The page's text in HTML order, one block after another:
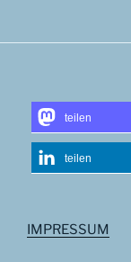
teilen
teilen
IMPRESSUM